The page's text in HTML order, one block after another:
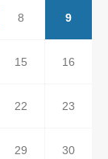
8 9
15 16
22 23
29 30